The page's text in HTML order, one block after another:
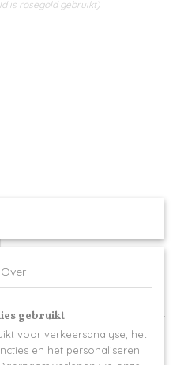
is rosegold gebruikt)
met een vaasje gevuld met
Over
gebruikt
voor verkeersanalyse, het
en het personaliseren